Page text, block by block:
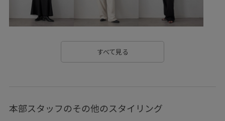
Wbag_pickup Wpickup_items Wshoes_pickup
お手入れしやすい お気に入りアイテム_pickup
みんながチェックしているアイテム_pickup イージーケア
キャミワンピース クッション サイズ調整
すべて見る
本部スタッフのその他のスタイリング